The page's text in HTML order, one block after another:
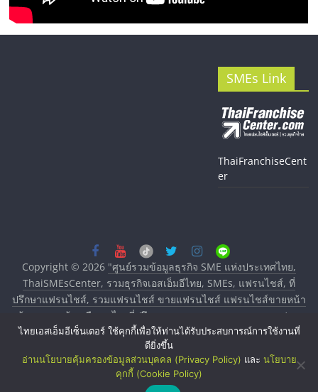
SMEs Link
ThaiFranchiseCent
er
Copyright © 2026 "ศูนย์รวมข้อมูลธุรกิจ SME แห่งประเทศไทย,
ThaiSMEsCenter, รวมธุรกิจเอสเอ็มอีไทย, SMEs, แฟรนไชส์, ที่
ปรึกษาแฟรนไชส์, รวมแฟรนไชส์ ขายแฟรนไชส์ แฟรนไชส์ขายหน้า
บ้าน ลงทุนน้อย คืนทุนไว, ที่ปรึกษาการลงทุนและขยายสาขาแฟรน
ไชส์, ศูนย์รวมแฟรนไชส์ พร้อมทำเลสำหรับเปิดร้าน ปรึกษาฟรี,
บริการพัฒนาระบบแฟรนไชส์"
ไทยเอสเอ็มอีเซ็นเตอร์ ใช้คุกกี้เพื่อให้ท่านได้รับประสบการณ์การใช้งานที่
ดียิ่งขึ้น
อ่านนโยบายคุ้มครองข้อมูลส่วนบุคคล (Privacy Policy) และ นโยบาย
คุกกี้ (Cookie Policy)